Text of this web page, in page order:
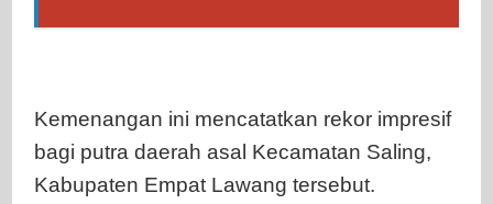
Kemenangan ini mencatatkan rekor impresif
bagi putra daerah asal Kecamatan Saling,
Kabupaten Empat Lawang tersebut.